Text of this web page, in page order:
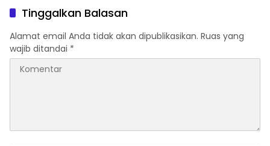
Tinggalkan Balasan
Alamat email Anda tidak akan dipublikasikan. Ruas yang
wajib ditandai *